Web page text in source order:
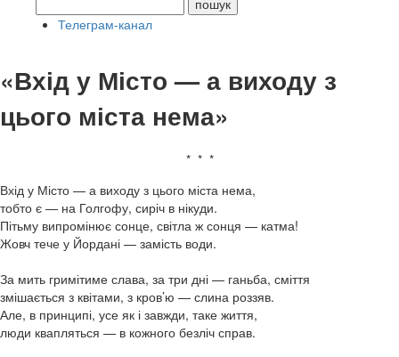
Телеграм-канал
«Вхід у Місто — а виходу з
цього міста нема»
* * *
Вхід у Місто — а виходу з цього міста нема,
тобто є — на Голгофу, сиріч в нікуди.
Пітьму випромінює сонце, світла ж сонця — катма!
Жовч тече у Йордані — замість води.
За мить гримітиме слава, за три дні — ганьба, сміття
змішається з квітами, з кров’ю — слина роззяв.
Але, в принципі, усе як і завжди, таке життя,
люди квапляться — в кожного безліч справ.